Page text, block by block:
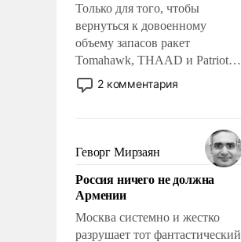
Только для того, чтобы
вернуться к довоенному
объему запасов ракет
Tomahawk, THAAD и Patriot
США потребуется более трех
лет. Даже небольшая война с
Сложившаяся ситуация
означает многолетний период
уязвимости США, например,
перед Китаем.
2 комментария
Геворг Мирзаян
Россия ничего не должна
Армении
Москва системно и жестко
разрушает тот фантастический